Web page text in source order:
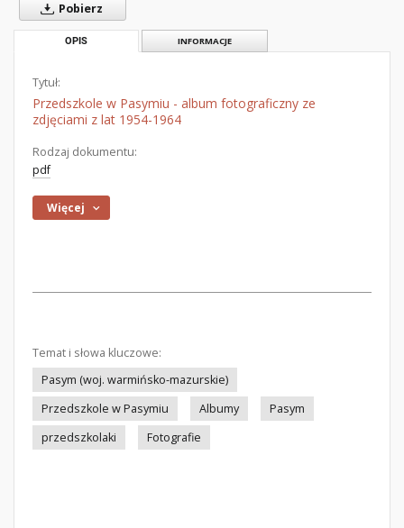
Pobierz
OPIS INFORMACJE
Tytuł:
Przedszkole w Pasymiu - album fotograficzny ze
zdjęciami z lat 1954-1964
Rodzaj dokumentu:
pdf
Więcej
Temat i słowa kluczowe:
Pasym (woj. warmińsko-mazurskie)
Przedszkole w Pasymiu
Albumy
Pasym
przedszkolaki
Fotografie